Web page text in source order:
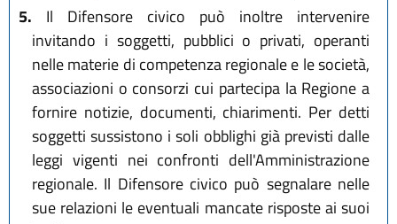
5. Il Difensore civico può inoltre intervenire
invitando i soggetti, pubblici o privati, operanti
nelle materie di competenza regionale e le società,
associazioni o consorzi cui partecipa la Regione a
fornire notizie, documenti, chiarimenti. Per detti
soggetti sussistono i soli obblighi già previsti dalle
leggi vigenti nei confronti dell'Amministrazione
regionale. Il Difensore civico può segnalare nelle
sue relazioni le eventuali mancate risposte ai suoi